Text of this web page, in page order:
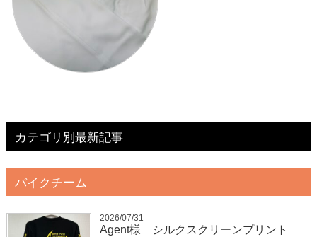
カテゴリ別最新記事
バイクチーム
2026/07/31
Agent様 シルクスクリーンプリント